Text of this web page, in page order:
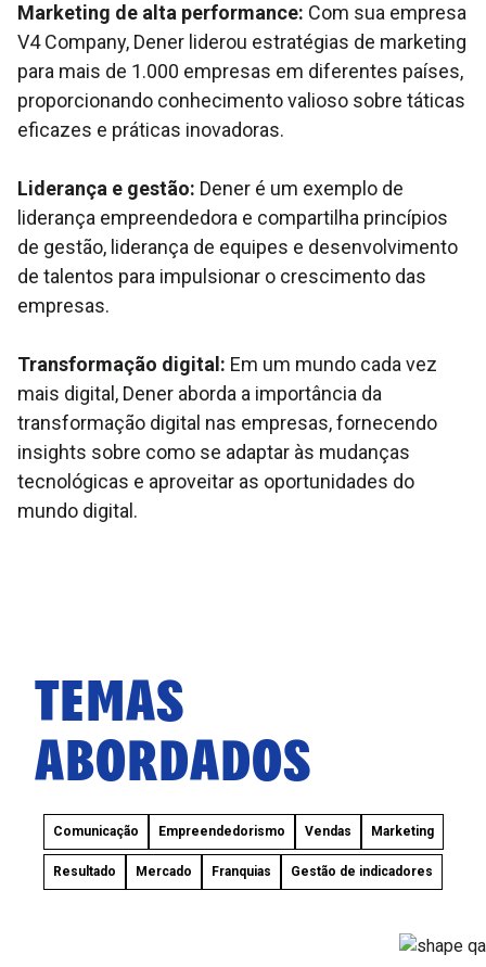
Marketing de alta performance: Com sua empresa
V4 Company, Dener liderou estratégias de marketing
para mais de 1.000 empresas em diferentes países,
proporcionando conhecimento valioso sobre táticas
eficazes e práticas inovadoras.
Liderança e gestão: Dener é um exemplo de
liderança empreendedora e compartilha princípios
de gestão, liderança de equipes e desenvolvimento
de talentos para impulsionar o crescimento das
empresas.
Transformação digital: Em um mundo cada vez
mais digital, Dener aborda a importância da
transformação digital nas empresas, fornecendo
insights sobre como se adaptar às mudanças
tecnológicas e aproveitar as oportunidades do
mundo digital.
TEMAS
ABORDADOS
Comunicação Empreendedorismo Vendas Marketing
Resultado Mercado Franquias Gestão de indicadores